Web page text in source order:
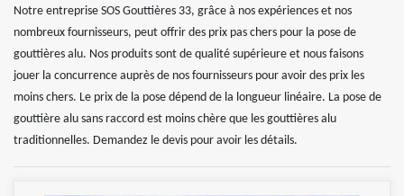
Notre entreprise SOS Gouttières 33, grâce à nos expériences et nos
nombreux fournisseurs, peut offrir des prix pas chers pour la pose de
gouttières alu. Nos produits sont de qualité supérieure et nous faisons
jouer la concurrence auprès de nos fournisseurs pour avoir des prix les
moins chers. Le prix de la pose dépend de la longueur linéaire. La pose de
gouttière alu sans raccord est moins chère que les gouttières alu
traditionnelles. Demandez le devis pour avoir les détails.